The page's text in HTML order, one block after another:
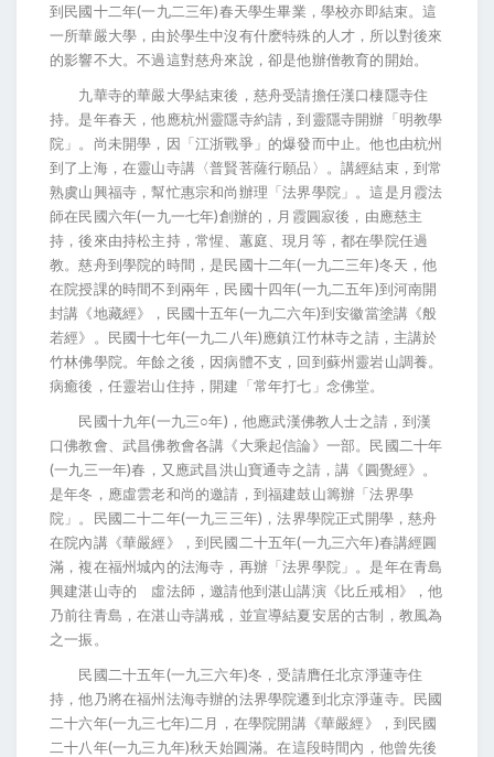
到民國十二年(一九二三年)春天學生畢業，學校亦即結束。這
一所華嚴大學，由於學生中沒有什麽特殊的人才，所以對後來
的影響不大。不過這對慈舟來說，卻是他辦僧教育的開始。
九華寺的華嚴大學結束後，慈舟受請擔任漢口棲隱寺住
持。是年春天，他應杭州靈隱寺約請，到靈隱寺開辦「明教學
院」。尚未開學，因「江浙戰爭」的爆發而中止。他也由杭州
到了上海，在靈山寺講〈普賢菩薩行願品〉。講經結束，到常
熟虞山興福寺，幫忙惠宗和尚辦理「法界學院」。這是月霞法
師在民國六年(一九一七年)創辦的，月霞圓寂後，由應慈主
持，後來由持松主持，常惺、蕙庭、現月等，都在學院任過
教。慈舟到學院的時間，是民國十二年(一九二三年)冬天，他
在院授課的時間不到兩年，民國十四年(一九二五年)到河南開
封講《地藏經》，民國十五年(一九二六年)到安徽當塗講《般
若經》。民國十七年(一九二八年)應鎮江竹林寺之請，主講於
竹林佛學院。年餘之後，因病體不支，回到蘇州靈岩山調養。
病癒後，任靈岩山住持，開建「常年打七」念佛堂。
民國十九年(一九三○年)，他應武漢佛教人士之請，到漢
口佛教會、武昌佛教會各講《大乘起信論》一部。民國二十年
(一九三一年)春，又應武昌洪山寶通寺之請，講《圓覺經》。
是年冬，應虛雲老和尚的邀請，到福建鼓山籌辦「法界學
院」。民國二十二年(一九三三年)，法界學院正式開學，慈舟
在院內講《華嚴經》，到民國二十五年(一九三六年)春講經圓
滿，複在福州城內的法海寺，再辦「法界學院」。是年在青島
興建湛山寺的 虛法師，邀請他到湛山講演《比丘戒相》，他
乃前往青島，在湛山寺講戒，並宣導結夏安居的古制，教風為
之一振。
民國二十五年(一九三六年)冬，受請膺任北京淨蓮寺住
持，他乃將在福州法海寺辦的法界學院遷到北京淨蓮寺。民國
二十六年(一九三七年)二月，在學院開講《華嚴經》，到民國
二十八年(一九三九年)秋天始圓滿。在這段時間內，他曾先後